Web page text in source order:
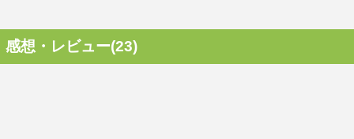
感想・レビュー(23)